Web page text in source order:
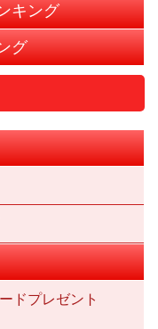
キング
グ
ドプレゼント